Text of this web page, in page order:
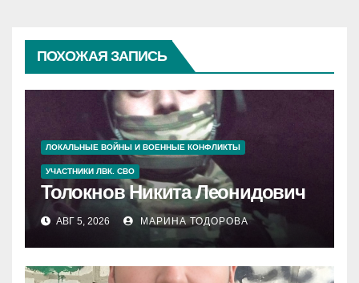
ПОХОЖАЯ ЗАПИСЬ
ЛОКАЛЬНЫЕ ВОЙНЫ И ВОЕННЫЕ КОНФЛИКТЫ
УЧАСТНИКИ ЛВК. СВО
Толокнов Никита Леонидович
АВГ 5, 2026 МАРИНА ТОДОРОВА